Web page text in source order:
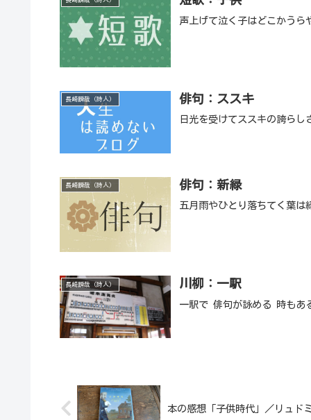
声上げて泣く子はどこかうら
長崎瞬哉（詩人） 俳句：ススキ
日光を受けてススキの誇らし
長崎瞬哉（詩人） 俳句：新緑
五月雨やひとり落ちてく葉は
長崎瞬哉（詩人） 川柳：一駅
一駅で 俳句が詠める 時もあ
本の感想「子供時代」／リュド